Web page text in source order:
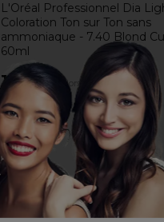
L'Oréal Professionnel Dia
Coloration Ton sur Ton sans
ammoniaque - 7.40 Blond
60ml
11,20€ Hors TVA